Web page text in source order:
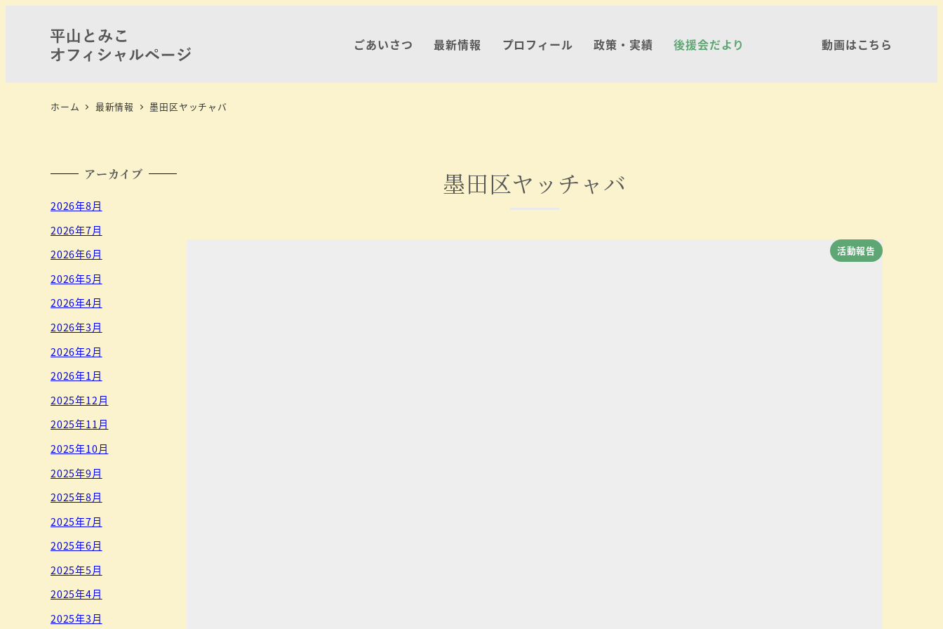
ごあいさつ 最新情報 プロフィール 政策・実績 後援会だより 動画はこちら
ホーム 最新情報 墨田区ヤッチャバ
墨田区ヤッチャバ
活動報告
アーカイブ
2026年8月
2026年7月
2026年6月
2026年5月
2026年4月
2026年3月
2026年2月
2026年1月
2025年12月
2025年11月
2025年10月
2025年9月
2025年8月
2025年7月
2025年6月
2025年5月
2025年4月
2025年3月